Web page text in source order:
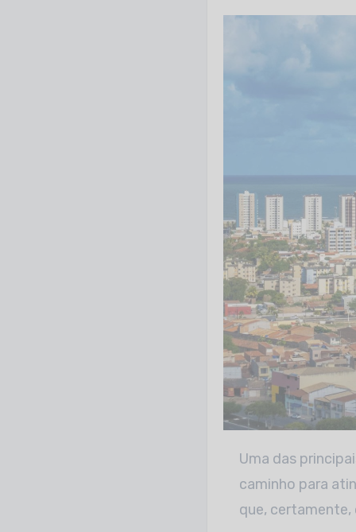
Uma das principais maneiras de aumentar nosso capital financeiro é investindo, e o melhor
caminho para
que, certamente,